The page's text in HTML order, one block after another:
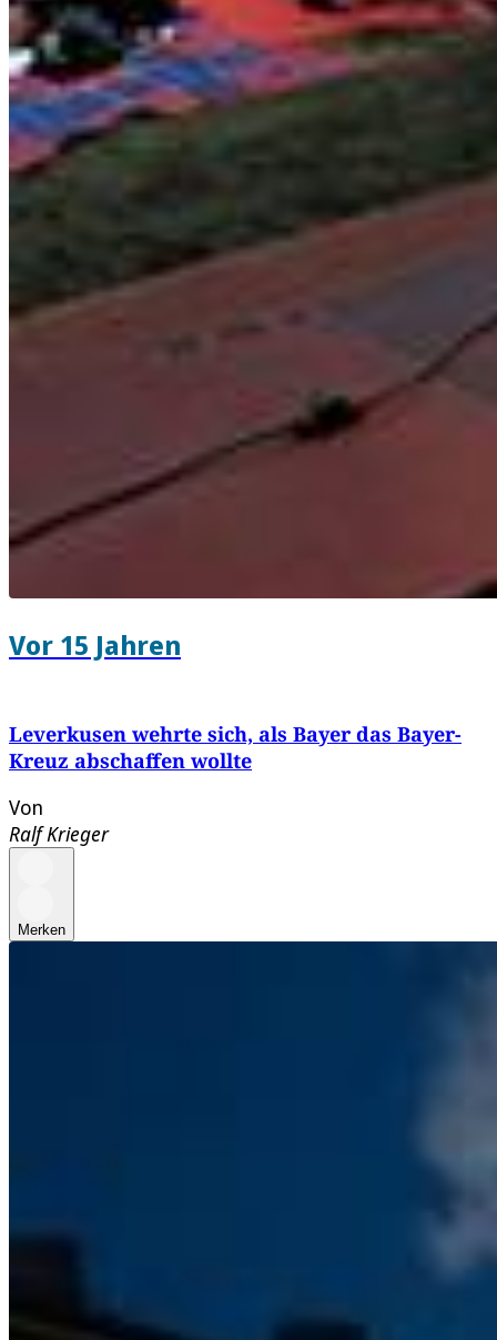
Vor 15 Jahren
Leverkusen wehrte sich, als Bayer das Bayer-
Kreuz abschaffen wollte
Von
Ralf Krieger
Merken